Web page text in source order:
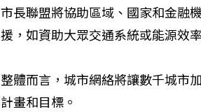
市長聯盟將協助區域、國家和金融
援，如資助大眾交通系統或能源效
整體而言，城市網絡將讓數千城市
計畫和目標。